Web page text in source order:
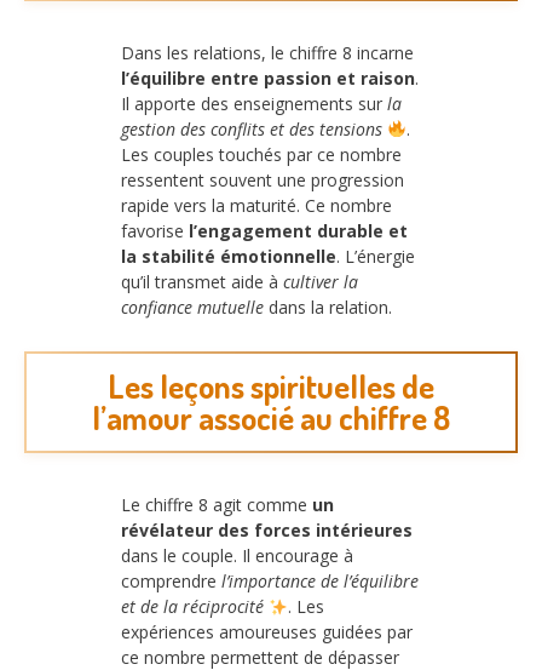
Dans les relations, le chiffre 8 incarne
l’équilibre entre passion et raison.
Il apporte des enseignements sur la
gestion des conflits et des tensions
.
Les couples touchés par ce nombre
ressentent souvent une progression
rapide vers la maturité. Ce nombre
favorise l’engagement durable et
la stabilité émotionnelle. L’énergie
qu’il transmet aide à cultiver la
confiance mutuelle dans la relation.
Les leçons spirituelles de
l’amour associé au chiffre 8
Le chiffre 8 agit comme un
révélateur des forces intérieures
dans le couple. Il encourage à
comprendre l’importance de l’équilibre
et de la réciprocité
. Les
expériences amoureuses guidées par
ce nombre permettent de dépasser